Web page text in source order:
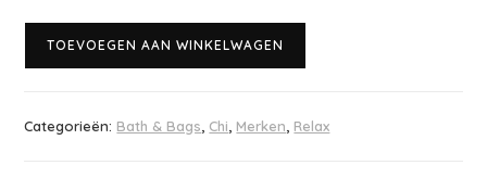
TOEVOEGEN AAN WINKELWAGEN
Categorieën: Bath & Bags Chi Merken Relax